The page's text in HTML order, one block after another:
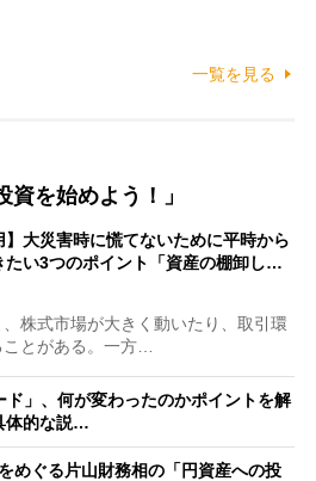
一覧を見る
を始めよう！」
】大災害時に慌てないために平時から
たい3つのポイント「資産の棚卸し…
株式市場が大きく動いたり、取引環
とがある。一方…
」、何が変わったのかポイントを解
体的な説…
めぐる片山財務相の「円資産への投